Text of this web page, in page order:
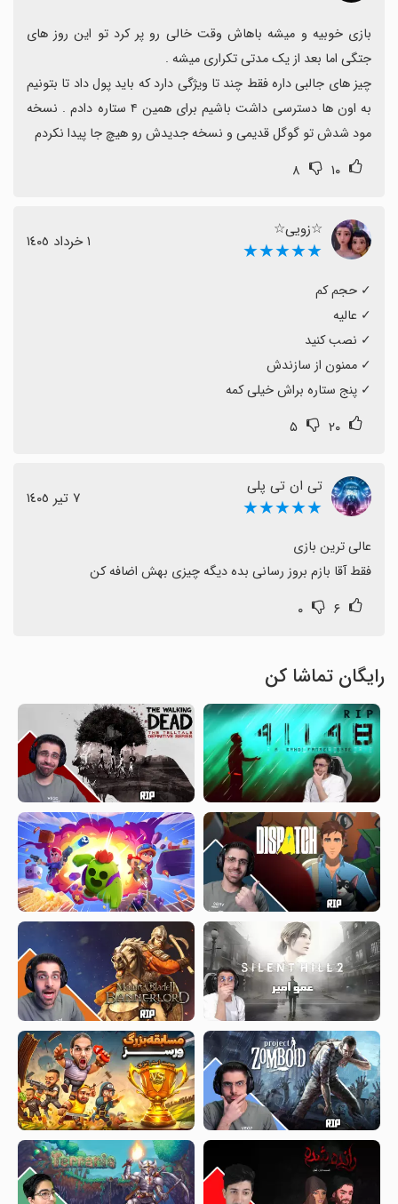
به‌روزرسانی اصلاح شود.
کاربران درخواست جلسات به‌روزرسانی و اضافه شدن محتوا
یا قابلیت‌های جدید را مطرح کرده‌اند تا تجربه تازه و
جذاب‌تری ایجاد شود.
در کل جعبه شن برای دوست‌داران گیم‌پلی فیزیکی و باز آزاد
آینده می‌تواند آن را حتی بهتر کند.
مود شدش تو گوگل قدیمی و نسخه جدیدش رو هیچ جا پیدا نکردم
۱۰ ۸
☆زویی☆
★★★★★ ١ خرداد ١٤٠٥
✓ پنج ستاره براش خیلی کمه
۲۰ ۵
تی ان تی پلی
★★★★★ ٧ تیر ١٤٠٥
فقط آقا بازم بروز رسانی بده دیگه چیزی بهش اضافه کن
۶ ۰
رایگان تماشا کن